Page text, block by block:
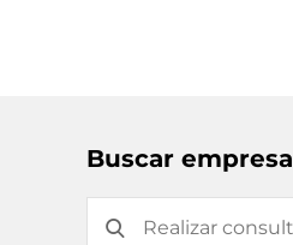
Buscar empresa